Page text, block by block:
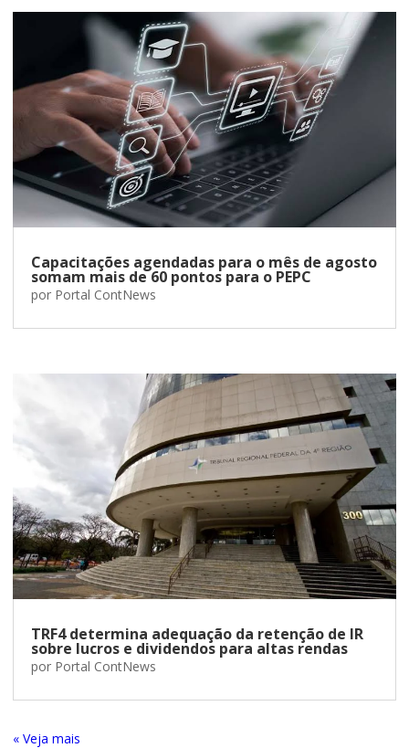
Capacitações agendadas para o mês de agosto
somam mais de 60 pontos para o PEPC
por Portal ContNews
TRF4 determina adequação da retenção de IR
sobre lucros e dividendos para altas rendas
por Portal ContNews
« Entradas Antigas